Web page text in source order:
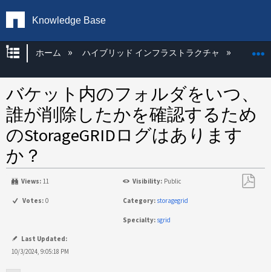
Knowledge Base
グローバル階層を展開/折りたたむ
ホーム ハイブリッド インフラストラクチャ
バケット内のフォルダをいつ、
誰が削除したかを確認するため
のStorageGRIDログはあります
か？
Views: 11 Visibility: Public
Votes: 0 Category: storagegrid
Specialty: sgrid
Last Updated:
10/3/2024, 9:05:18 PM